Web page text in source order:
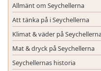
Allmänt om Seychellerna
Att tänka på i Seychellerna
Klimat & väder på
Mat & dryck på Seychellerna
Seychellernas historia